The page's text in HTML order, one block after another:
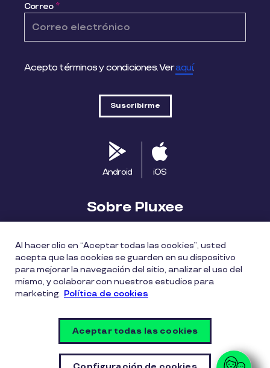
Correo *
Acepto términos y condiciones. Veraquí.
Android iOS
Sobre Pluxee
Mapa del sitio Trabaja con nosotros
Política entrega bonos Pluxee
Políticas de privacidad Términos de uso
Configuración de cookies
Al hacer clic en “Aceptar todas las cookies”, usted
acepta que las cookies se guarden en su dispositivo
para mejorar la navegación del sitio, analizar el uso del
mismo, y colaborar con nuestros estudios para
marketing. Política de cookies
Aceptar todas las cookies